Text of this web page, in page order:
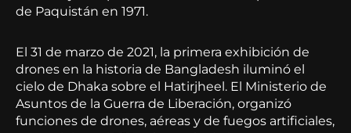
de Paquistán en 1971.
El 31 de marzo de 2021, la primera exhibición de
drones en la historia de Bangladesh iluminó el
cielo de Dhaka sobre el Hatirjheel. El Ministerio de
Asuntos de la Guerra de Liberación, organizó
funciones de drones, aéreas y de fuegos artificiales,